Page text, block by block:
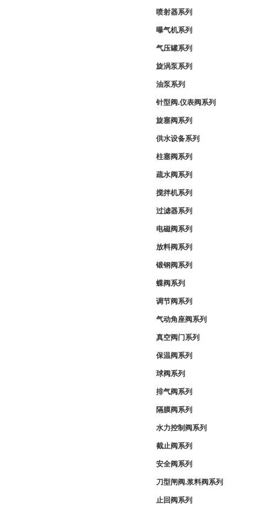
喷射器系列
曝气机系列
气压罐系列
旋涡泵系列
油泵系列
针型阀.仪表阀系列
旋塞阀系列
供水设备系列
柱塞阀系列
疏水阀系列
搅拌机系列
过滤器系列
电磁阀系列
放料阀系列
锻钢阀系列
蝶阀系列
调节阀系列
气动角座阀系列
真空阀门系列
保温阀系列
球阀系列
排气阀系列
隔膜阀系列
水力控制阀系列
截止阀系列
安全阀系列
刀型闸阀.浆料阀系列
止回阀系列